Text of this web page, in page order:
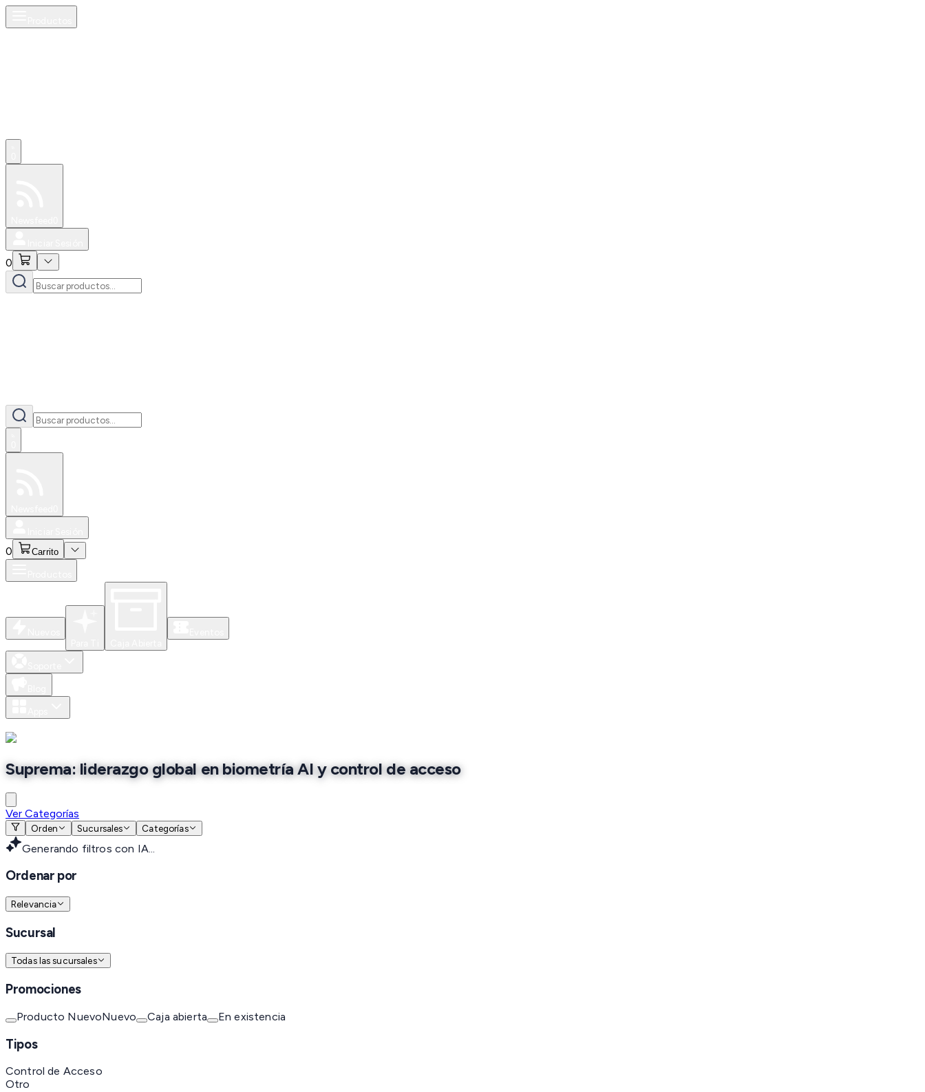
0
0 Carrito
Suprema: liderazgo global en biometría AI y control de acceso
Ver Categorías
Orden Sucursales Categorías
Generando filtros con IA...
Ordenar por
Relevancia
Sucursal
Todas las sucursales
Promociones
Producto NuevoNuevo Caja abierta En existencia
Tipos
Control de Acceso
Otro